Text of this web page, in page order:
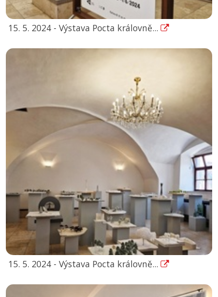
15. 5. 2024 - Výstava Pocta královně...
15. 5. 2024 - Výstava Pocta královně...